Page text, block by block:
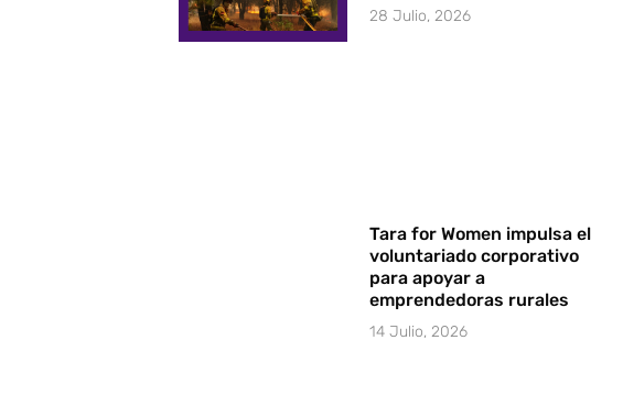
28 Julio, 2026
Tara for Women impulsa el
voluntariado corporativo
para apoyar a
emprendedoras rurales
14 Julio, 2026